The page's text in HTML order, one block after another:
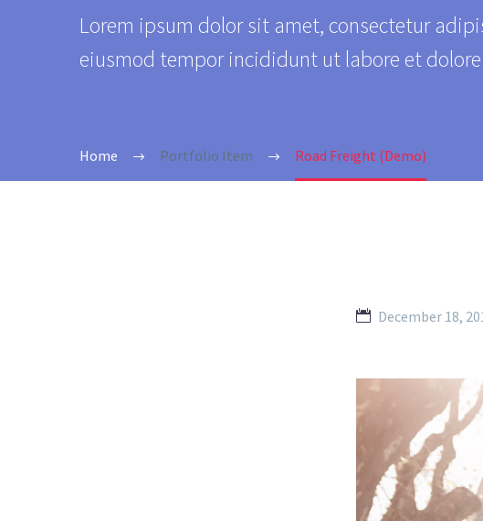
Lorem ipsum dolor sit amet, consectetur
eiusmod tempor incididunt ut labore et
Home Portfolio Item Road Freight (Demo)
December 18,